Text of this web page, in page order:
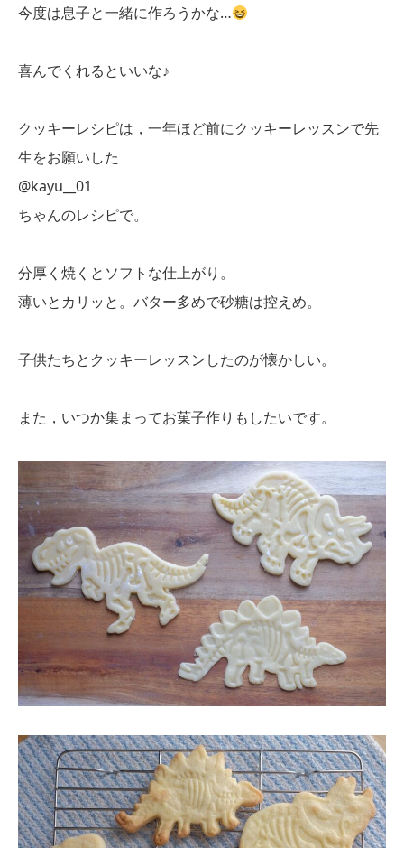
今度は息子と一緒に作ろうかな…
喜んでくれるといいな♪
クッキーレシピは，一年ほど前にクッキーレッスンで先
生をお願いした
@kayu__01
ちゃんのレシピで。
分厚く焼くとソフトな仕上がり。
薄いとカリッと。バター多めで砂糖は控えめ。
子供たちとクッキーレッスンしたのが懐かしい。
また，いつか集まってお菓子作りもしたいです。